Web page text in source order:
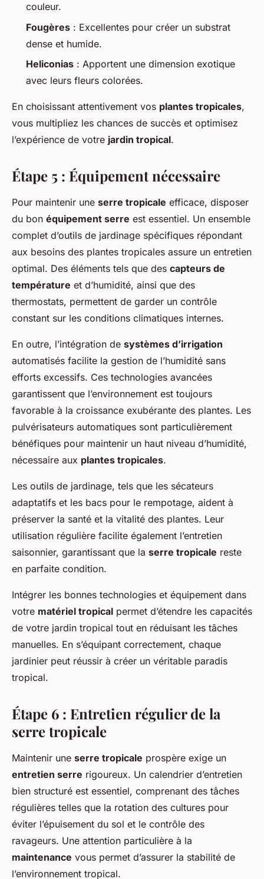
couleur.
Fougères : Excellentes pour créer un substrat
dense et humide.
Heliconias : Apportent une dimension exotique
avec leurs fleurs colorées.
En choisissant attentivement vos plantes tropicales,
vous multipliez les chances de succès et optimisez
l’expérience de votre jardin tropical.
Étape 5 : Équipement nécessaire
Pour maintenir une serre tropicale efficace, disposer
du bon équipement serre est essentiel. Un ensemble
complet d’outils de jardinage spécifiques répondant
aux besoins des plantes tropicales assure un entretien
optimal. Des éléments tels que des capteurs de
température et d’humidité, ainsi que des
thermostats, permettent de garder un contrôle
constant sur les conditions climatiques internes.
En outre, l’intégration de systèmes d’irrigation
automatisés facilite la gestion de l’humidité sans
efforts excessifs. Ces technologies avancées
garantissent que l’environnement est toujours
favorable à la croissance exubérante des plantes. Les
pulvérisateurs automatiques sont particulièrement
bénéfiques pour maintenir un haut niveau d’humidité,
nécessaire aux plantes tropicales.
Les outils de jardinage, tels que les sécateurs
adaptatifs et les bacs pour le rempotage, aident à
préserver la santé et la vitalité des plantes. Leur
utilisation régulière facilite également l’entretien
saisonnier, garantissant que la serre tropicale reste
en parfaite condition.
Intégrer les bonnes technologies et équipement dans
votre matériel tropical permet d’étendre les capacités
de votre jardin tropical tout en réduisant les tâches
manuelles. En s’équipant correctement, chaque
jardinier peut réussir à créer un véritable paradis
tropical.
Étape 6 : Entretien régulier de la
serre tropicale
Maintenir une serre tropicale prospère exige un
entretien serre rigoureux. Un calendrier d’entretien
bien structuré est essentiel, comprenant des tâches
régulières telles que la rotation des cultures pour
éviter l’épuisement du sol et le contrôle des
ravageurs. Une attention particulière à la
maintenance vous permet d’assurer la stabilité de
l’environnement tropical.